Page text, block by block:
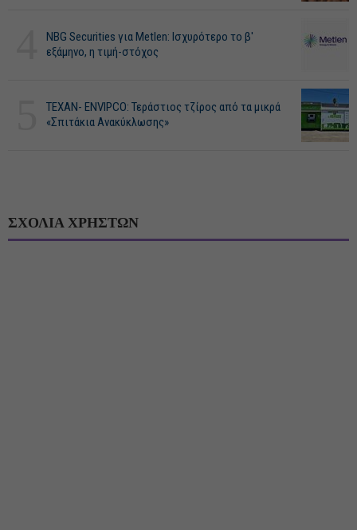
NBG Securities για Metlen: Ισχυρότερο το β'
εξάμηνο, η τιμή-στόχος
ΤΕΧΑΝ- ENVIPCO: Τεράστιος τζίρος από τα μικρά
«Σπιτάκια Ανακύκλωσης»
ΣΧΟΛΙΑ ΧΡΗΣΤΩΝ